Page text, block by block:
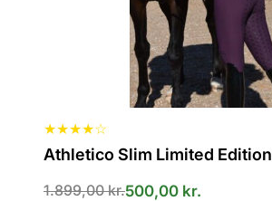
★★★★☆
Athletico Slim Limited Edition
1.899,00kr.500,00 kr.